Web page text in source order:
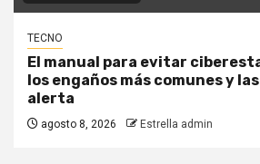
TECNO
El manual para evitar
los engaños más comunes y
alerta
agosto 8, 2026 Estrella admin